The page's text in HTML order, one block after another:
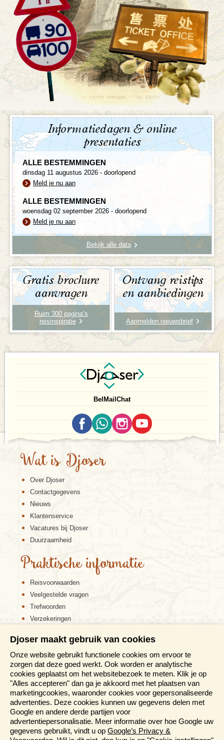
Informatiedagen & online
presentaties
ALLE BESTEMMINGEN
dinsdag 11 augustus 2026 - doorlopend
Meld je nu aan
ALLE BESTEMMINGEN
woensdag 02 september 2026 - doorlopend
Meld je nu aan
Bekijk alle data
Gratis brochure
aanvragen
Ruim 300 pagina’s
reisinspiratie
Ontvang reistips
en aanbiedingen
Aanmelden nieuwsbrief
Bel Mail Chat
Wat is Djoser
Over Djoser
Contactgegevens
Nieuws
Klantenservice
Vacatures bij Djoser
Duurzaamheid
Praktische informatie
Reisvoorwaarden
Veelgestelde vragen
Trefwoorden
Verzekeringen
Disclaimer
Cookiebeleid
Privacy verklaring
Reis en boek met Djoser zekerheid
Meer weten?
Brochure aanvragen
Presentaties en Informatiedagen
Djoser maakt gebruik van cookies
Onze website gebruikt functionele cookies om ervoor te
zorgen dat deze goed werkt. Ook worden er analytische
cookies geplaatst om het websitebezoek te meten. Klik je op
"Alles accepteren" dan ga je akkoord met het plaatsen van
marketingcookies, waaronder cookies voor gepersonaliseerde
advertenties. Deze cookies kunnen uw gegevens delen met
Google en andere derde partijen voor
advertentiepersonalisatie. Meer informatie over hoe Google uw
gegevens gebruikt, vindt u op Google’s Privacy &